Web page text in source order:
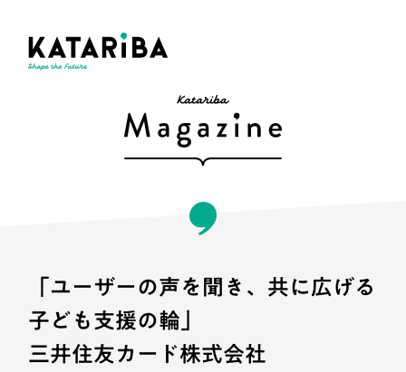
「ユーザーの声を聞き、共に広げる
子ども支援の輪」
三井住友カード株式会社